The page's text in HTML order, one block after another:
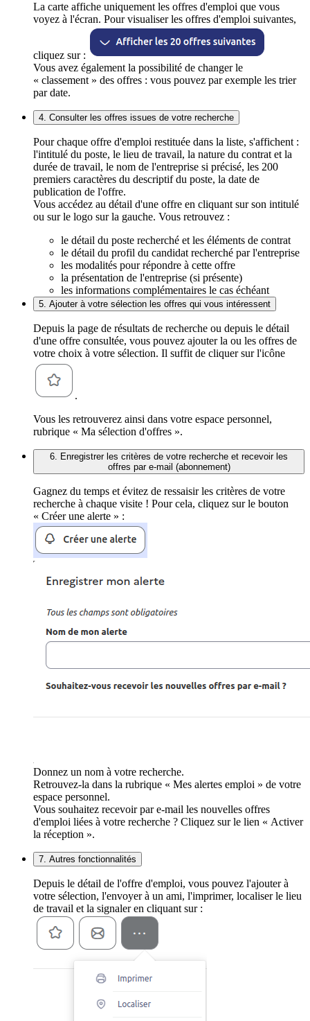
La carte affiche uniquement les offres d'emploi que vous
voyez à l'écran. Pour visualiser les offres d'emploi suivantes,
cliquez sur :
Vous avez également la possibilité de changer le
« classement » des offres : vous pouvez par exemple les trier
par date.
4. Consulter les offres issues de votre recherche
Pour chaque offre d'emploi restituée dans la liste, s'affichent :
l'intitulé du poste, le lieu de travail, la nature du contrat et la
durée de travail, le nom de l'entreprise si précisé, les 200
premiers caractères du descriptif du poste, la date de
publication de l'offre.
Vous accédez au détail d'une offre en cliquant sur son intitulé
ou sur le logo sur la gauche. Vous retrouvez :
le détail du poste recherché et les éléments de contrat
le détail du profil du candidat recherché par l'entreprise
les modalités pour répondre à cette offre
la présentation de l'entreprise (si présente)
les informations complémentaires le cas échéant
5. Ajouter à votre sélection les offres qui vous intéressent
Depuis la page de résultats de recherche ou depuis le détail
d'une offre consultée, vous pouvez ajouter la ou les offres de
votre choix à votre sélection. Il suffit de cliquer sur l'icône
.
Vous les retrouverez ainsi dans votre espace personnel,
rubrique « Ma sélection d'offres ».
6. Enregistrer les critères de votre recherche et recevoir les
offres par e-mail (abonnement)
Gagnez du temps et évitez de ressaisir les critères de votre
recherche à chaque visite ! Pour cela, cliquez sur le bouton
« Créer une alerte » :
Donnez un nom à votre recherche.
Retrouvez-la dans la rubrique « Mes alertes emploi » de votre
espace personnel.
Vous souhaitez recevoir par e-mail les nouvelles offres
d'emploi liées à votre recherche ? Cliquez sur le lien « Activer
la réception ».
7. Autres fonctionnalités
Depuis le détail de l'offre d'emploi, vous pouvez l'ajouter à
votre sélection, l'envoyer à un ami, l'imprimer, localiser le lieu
de travail et la signaler en cliquant sur :